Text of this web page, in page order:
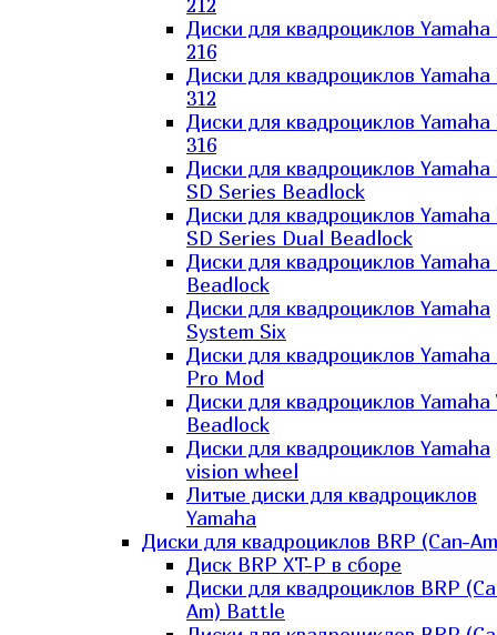
212
Диски для квадроциклов
216
Диски для квадроциклов
312
Диски для квадроциклов
316
Диски для квадроциклов
SD Series Beadlock
Диски для квадроциклов
SD Series Dual Beadlock
Диски для квадроциклов Yamaha
Beadlock
Диски для квадроциклов Yamaha
System Six
Диски для квадроциклов Yamaha
Pro Mod
Диски для квадроциклов Yamaha
Beadlock
Диски для квадроциклов Yamaha
vision wheel
Литые диски для квадроциклов
Yamaha
Диски для квадроциклов BRP (Can-
Диск BRP XT-P в сборе
Диски для квадроциклов BRP
Am) Battle